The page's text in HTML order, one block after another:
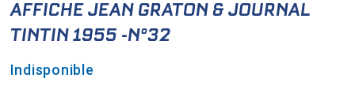
AFFICHE JEAN GRATON & JOURNAL
TINTIN 1955 -N°32
Indisponible